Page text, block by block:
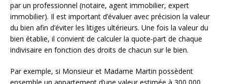
par un professionnel (notaire, agent immobilier, expert
immobilier). Il est important d’évaluer avec précision la valeur
du bien afin d’éviter les litiges ultérieurs. Une fois la valeur du
bien établie, il convient de calculer la quote-part de chaque
indivisaire en fonction des droits de chacun sur le bien.
Par exemple, si Monsieur et Madame Martin possèdent